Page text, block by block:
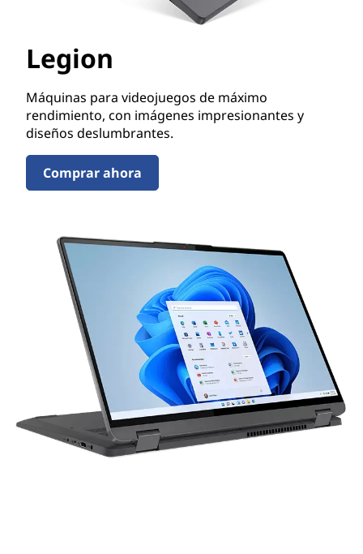
Legion
Máquinas para videojuegos de máximo
rendimiento, con imágenes impresionantes y
diseños deslumbrantes.
Comprar ahora